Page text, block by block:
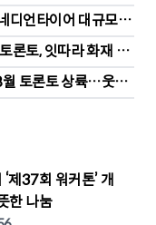
언타이어 대규모 집
론토, 잇따라 화재 발
월 토론토 상륙…웃음
제37회 워커톤’ 개
한 나눔